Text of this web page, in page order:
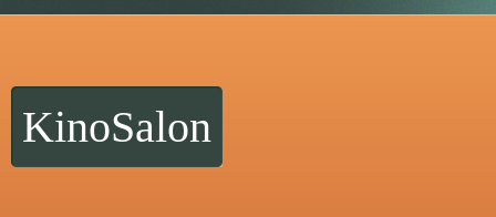
KinoSalon